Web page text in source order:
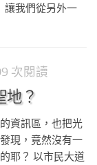
讓我們從另外一
次閱讀
地？
資訊區，也把光
現，竟然沒有一
耶？ 以市民大道